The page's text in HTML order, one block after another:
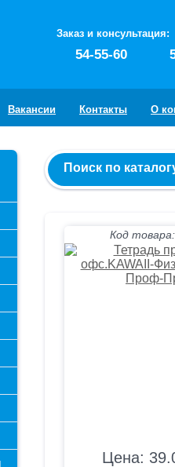
Заказ и консультация:
54-55-60
Вакансии Контакты О
Поиск по
Код
Цена: